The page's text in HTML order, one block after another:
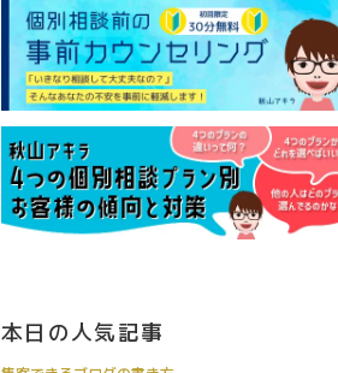
本日の人気記事